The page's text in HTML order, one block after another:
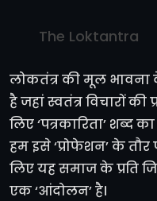
The Loktantra
लोकतंत्र की मूल भावना
है जहां स्वतंत्र विचारों की
लिए ‘पत्रकारिता’
हम इसे ‘प्रोफेशन’ के
लिए यह समाज के प्रति
एक ‘आंदोलन’ है।